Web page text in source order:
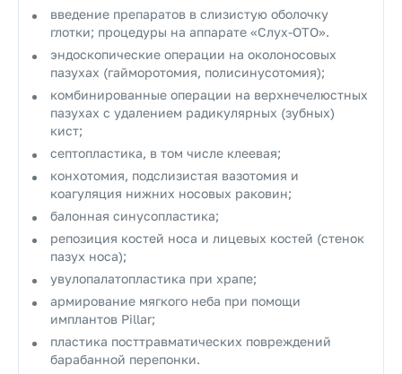
введение препаратов в слизистую оболочку
глотки; процедуры на аппарате «Слух-ОТО».
эндоскопические операции на околоносовых
пазухах (гайморотомия, полисинусотомия);
комбинированные операции на верхнечелюстных
пазухах с удалением радикулярных (зубных)
кист;
септопластика, в том числе клеевая;
конхотомия, подслизистая вазотомия и
коагуляция нижних носовых раковин;
балонная синусопластика;
репозиция костей носа и лицевых костей (стенок
пазух носа);
увулопалатопластика при храпе;
армирование мягкого неба при помощи
имплантов Pillar;
пластика посттравматических повреждений
барабанной перепонки.